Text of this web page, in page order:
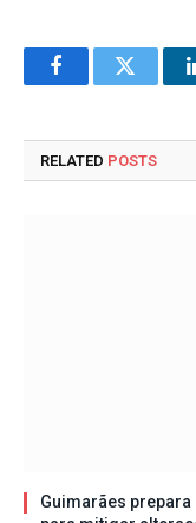
FacebookTwitter
RELATED POSTS
Guimarães